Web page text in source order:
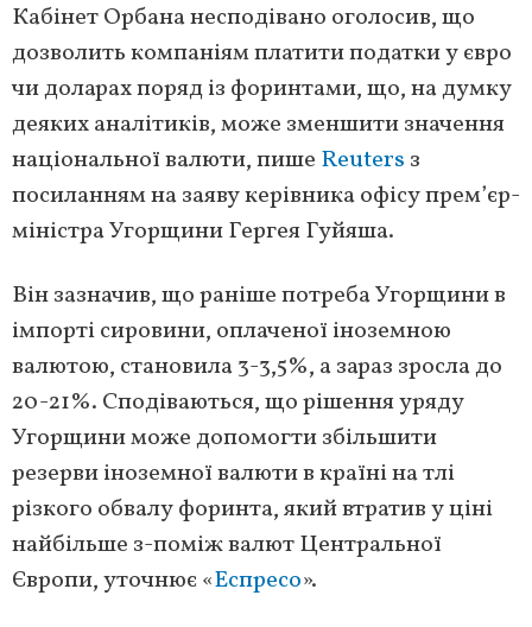
Кабінет Орбана несподівано оголосив, що
дозволить компаніям платити податки у євро
чи доларах поряд із форинтами, що, на думку
деяких аналітиків, може зменшити значення
національної валюти, пише Reuters з
посиланням на заяву керівника офісу прем’єр-
міністра Угорщини Гергея Гуйяша.
Він зазначив, що раніше потреба Угорщини в
імпорті сировини, оплаченої іноземною
валютою, становила 3-3,5%, а зараз зросла до
20-21%. Сподіваються, що рішення уряду
Угорщини може допомогти збільшити
резерви іноземної валюти в країні на тлі
різкого обвалу форинта, який втратив у ціні
найбільше з-поміж валют Центральної
Європи, уточнює «Еспресо».